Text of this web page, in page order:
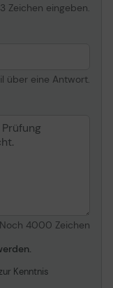
Zeichen eingeben.
über eine Antwort.
Noch 4000 Zeichen
Kenntnis